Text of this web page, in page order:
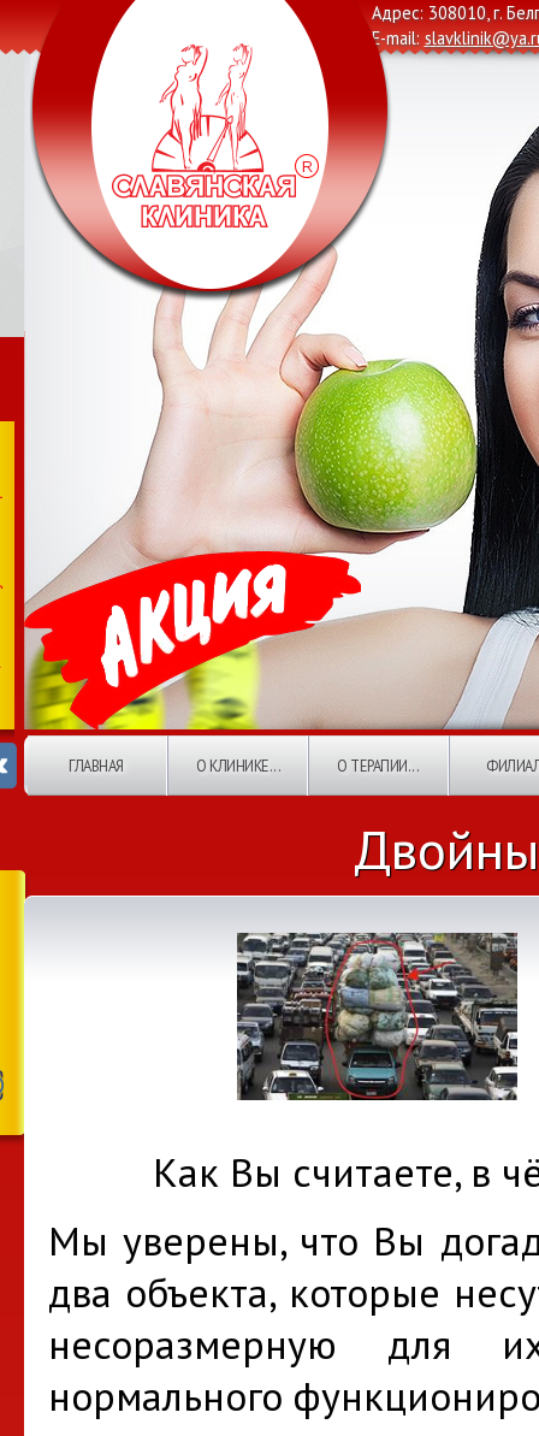
Адрес: 308010, г.
E-mail:
ГЛАВНАЯ О КЛИНИКЕ... О ТЕРАПИИ...
Как Вы считаете, в
Мы уверены, что Вы
два объекта, которые
несоразмерную для
нормального